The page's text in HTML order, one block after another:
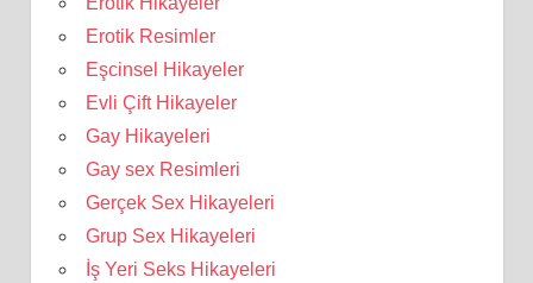
Erotik Resimler
Eşcinsel Hikayeler
Evli Çift Hikayeler
Gay Hikayeleri
Gay sex Resimleri
Gerçek Sex Hikayeleri
Grup Sex Hikayeleri
İş Yeri Seks Hikayeleri